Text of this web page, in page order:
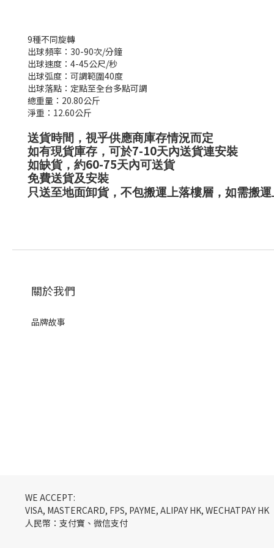
9種不同旋轉
出球頻率：30-90次/分鐘
出球速度：4-45公尺/秒
出球弧度：可調範圍40度
出球落點：定點至全台多點可調
總重量：20.80公斤
淨重：12.60公斤
送貨時間，視乎供應商庫存情況而定
如有現貨庫存，可於7-10天內送貨連安裝
如缺貨，約60-75天內可送貨
免費送貨及安裝
只送至地面卸貨，不包搬運上落樓層，如需搬
關於我們
品牌故事
WE ACCEPT:
VISA, MASTERCARD, FPS, PAYME, ALIPAY HK, WECHATPAY HK
人民幣：支付寶、微信支付